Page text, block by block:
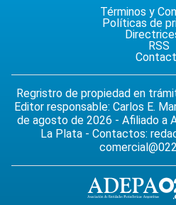
Términos y
Políticas de
RSS
Regristro de propiedad en
Editor responsable: Carlos E.
de agosto de 2026 - Afiliado a
La Plata - Contactos: